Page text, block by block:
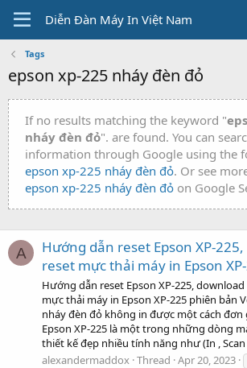
Diễn Đàn Máy In Việt Nam
Tags
epson xp-225 nháy đèn đỏ
If no results matching the keyword "
nháy đèn đỏ". are found. You can
information through Google using the
epson xp-225 nháy đèn đỏ. Or see
epson xp-225 nháy đèn đỏ on Google
A
Hướng dẫn reset Epson XP-
reset mực thải máy in Epson
Hướng dẫn reset Epson XP-225,
mực thải máy in Epson XP-225 phiên bản
nháy đèn đỏ không in được một cách đơn
Epson XP-225 là một trong những dòng
thiết kế đẹp nhiều tính năng như (In , Scan
alexandermaddox Thread Apr 20, 2023